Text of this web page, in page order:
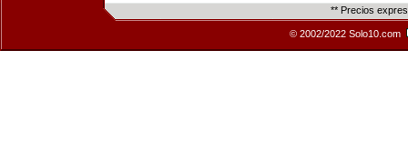
** Precios
© 2002/2022 Solo10.com